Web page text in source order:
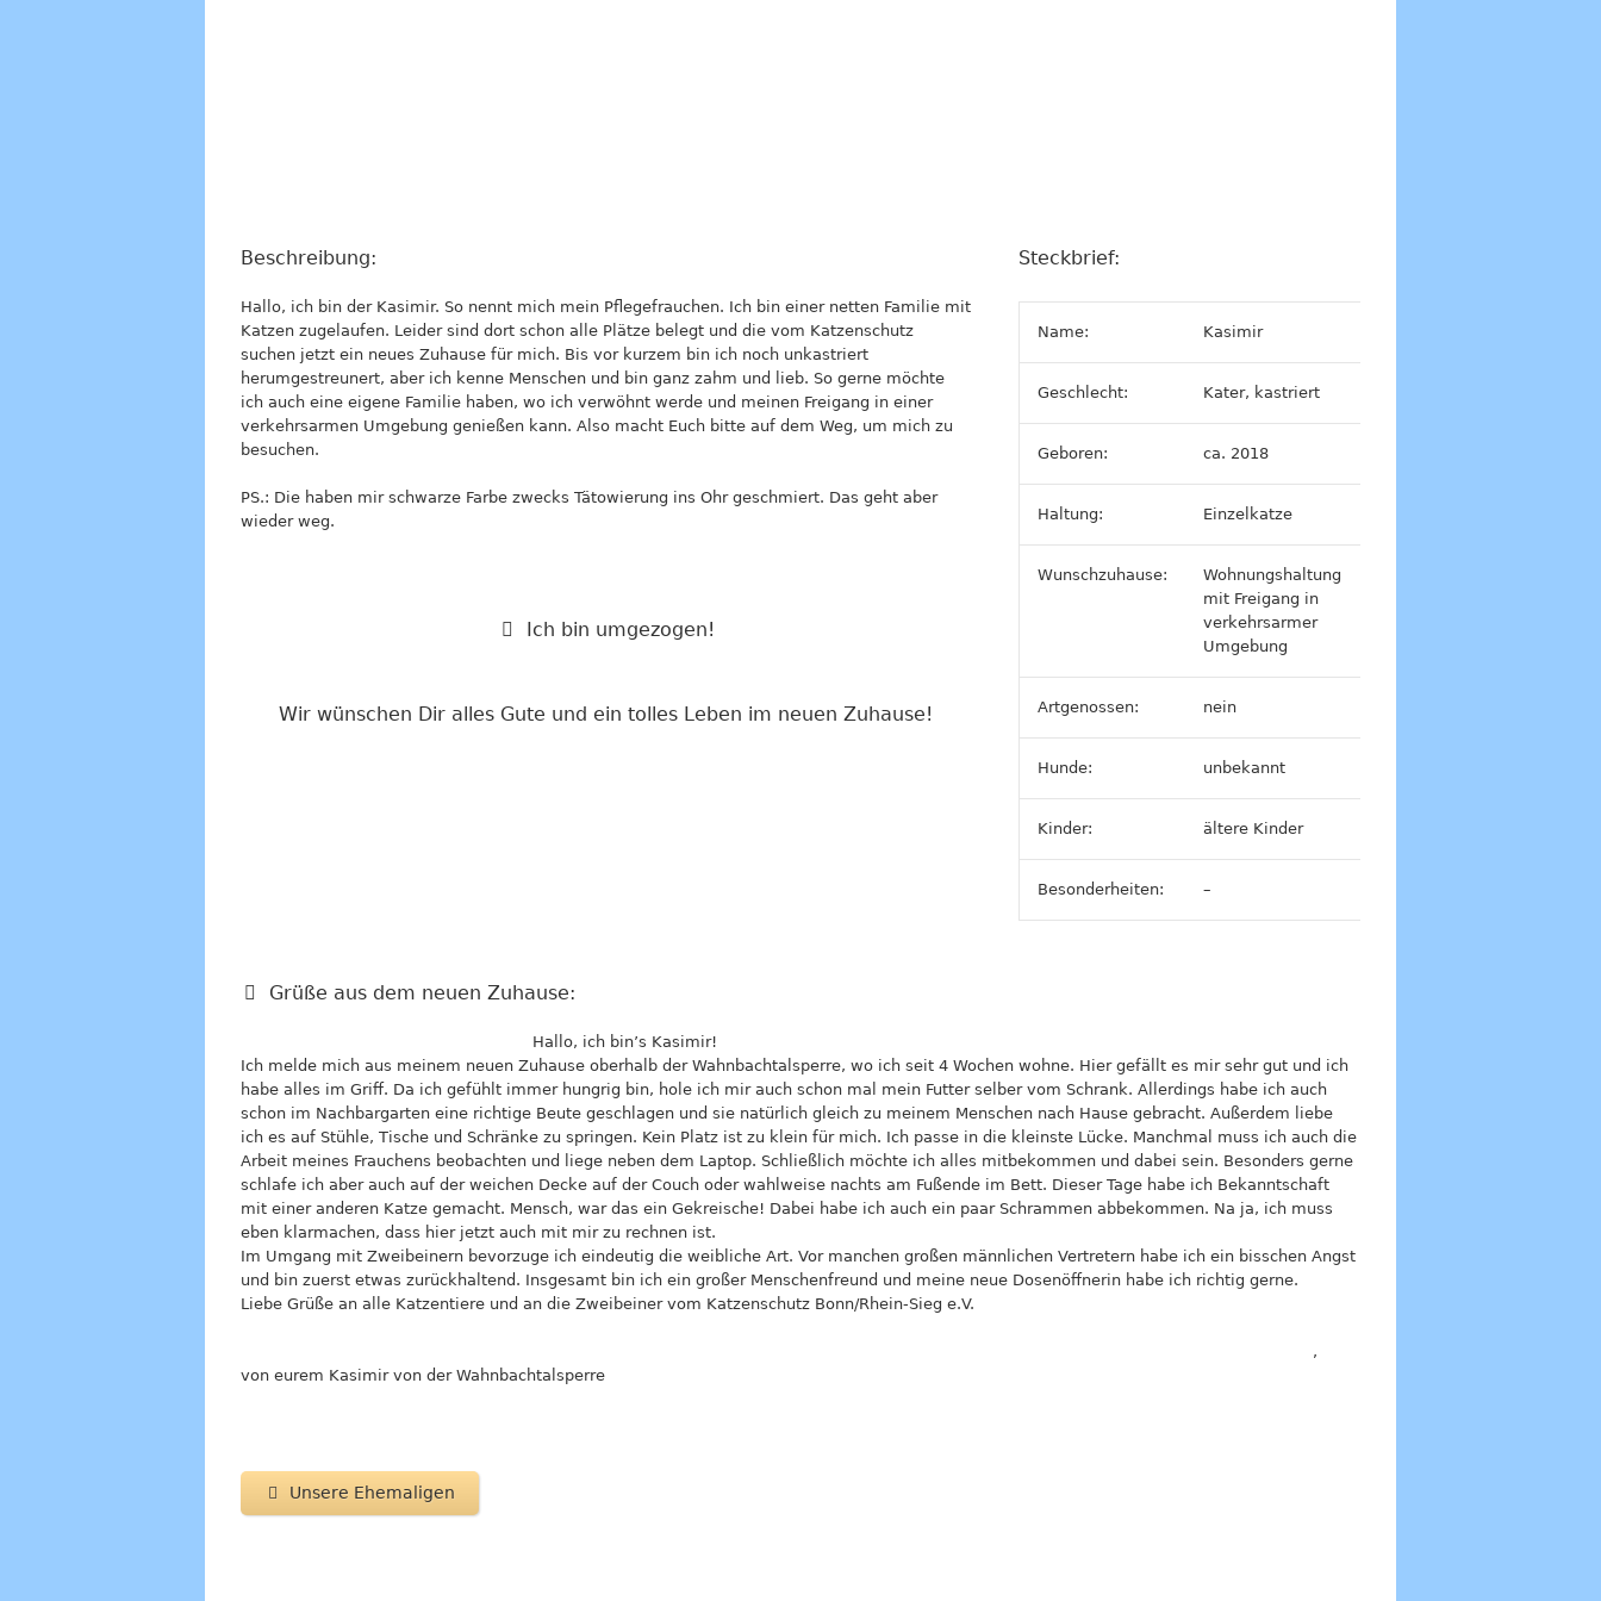
Beschreibung:
Hallo, ich bin der Kasimir. So nennt mich mein Pflegefrauchen. Ich bin einer netten Familie mit
Katzen zugelaufen. Leider sind dort schon alle Plätze belegt und die vom Katzenschutz
suchen jetzt ein neues Zuhause für mich. Bis vor kurzem bin ich noch unkastriert
herumgestreunert, aber ich kenne Menschen und bin ganz zahm und lieb. So gerne möchte
ich auch eine eigene Familie haben, wo ich verwöhnt werde und meinen Freigang in einer
verkehrsarmen Umgebung genießen kann. Also macht Euch bitte auf dem Weg, um mich zu
besuchen.
PS.: Die haben mir schwarze Farbe zwecks Tätowierung ins Ohr geschmiert. Das geht aber
wieder weg.
Ich bin umgezogen!
Wir wünschen Dir alles Gute und ein tolles Leben im neuen Zuhause!
Steckbrief:
Name: Kasimir
Geschlecht: Kater, kastriert
Geboren: ca. 2018
Haltung: Einzelkatze
Wunschzuhause:
Wohnungshaltung
mit Freigang in
verkehrsarmer
Umgebung
Artgenossen: nein
Hunde: unbekannt
Kinder: ältere Kinder
Besonderheiten: –
Grüße aus dem neuen Zuhause:
Hallo, ich bin’s Kasimir!
Ich melde mich aus meinem neuen Zuhause oberhalb der Wahnbachtalsperre, wo ich seit 4 Wochen wohne. Hier gefällt es mir sehr gut und ich
habe alles im Griff. Da ich gefühlt immer hungrig bin, hole ich mir auch schon mal mein Futter selber vom Schrank. Allerdings habe ich auch
schon im Nachbargarten eine richtige Beute geschlagen und sie natürlich gleich zu meinem Menschen nach Hause gebracht. Außerdem liebe
ich es auf Stühle, Tische und Schränke zu springen. Kein Platz ist zu klein für mich. Ich passe in die kleinste Lücke. Manchmal muss ich auch die
Arbeit meines Frauchens beobachten und liege neben dem Laptop. Schließlich möchte ich alles mitbekommen und dabei sein. Besonders gerne
schlafe ich aber auch auf der weichen Decke auf der Couch oder wahlweise nachts am Fußende im Bett. Dieser Tage habe ich Bekanntschaft
mit einer anderen Katze gemacht. Mensch, war das ein Gekreische! Dabei habe ich auch ein paar Schrammen abbekommen. Na ja, ich muss
eben klarmachen, dass hier jetzt auch mit mir zu rechnen ist.
Im Umgang mit Zweibeinern bevorzuge ich eindeutig die weibliche Art. Vor manchen großen männlichen Vertretern habe ich ein bisschen Angst
und bin zuerst etwas zurückhaltend. Insgesamt bin ich ein großer Menschenfreund und meine neue Dosenöffnerin habe ich richtig gerne.
Liebe Grüße an alle Katzentiere und an die Zweibeiner vom Katzenschutz Bonn/Rhein-Sieg e.V.
,
von eurem Kasimir von der Wahnbachtalsperre
Unsere Ehemaligen